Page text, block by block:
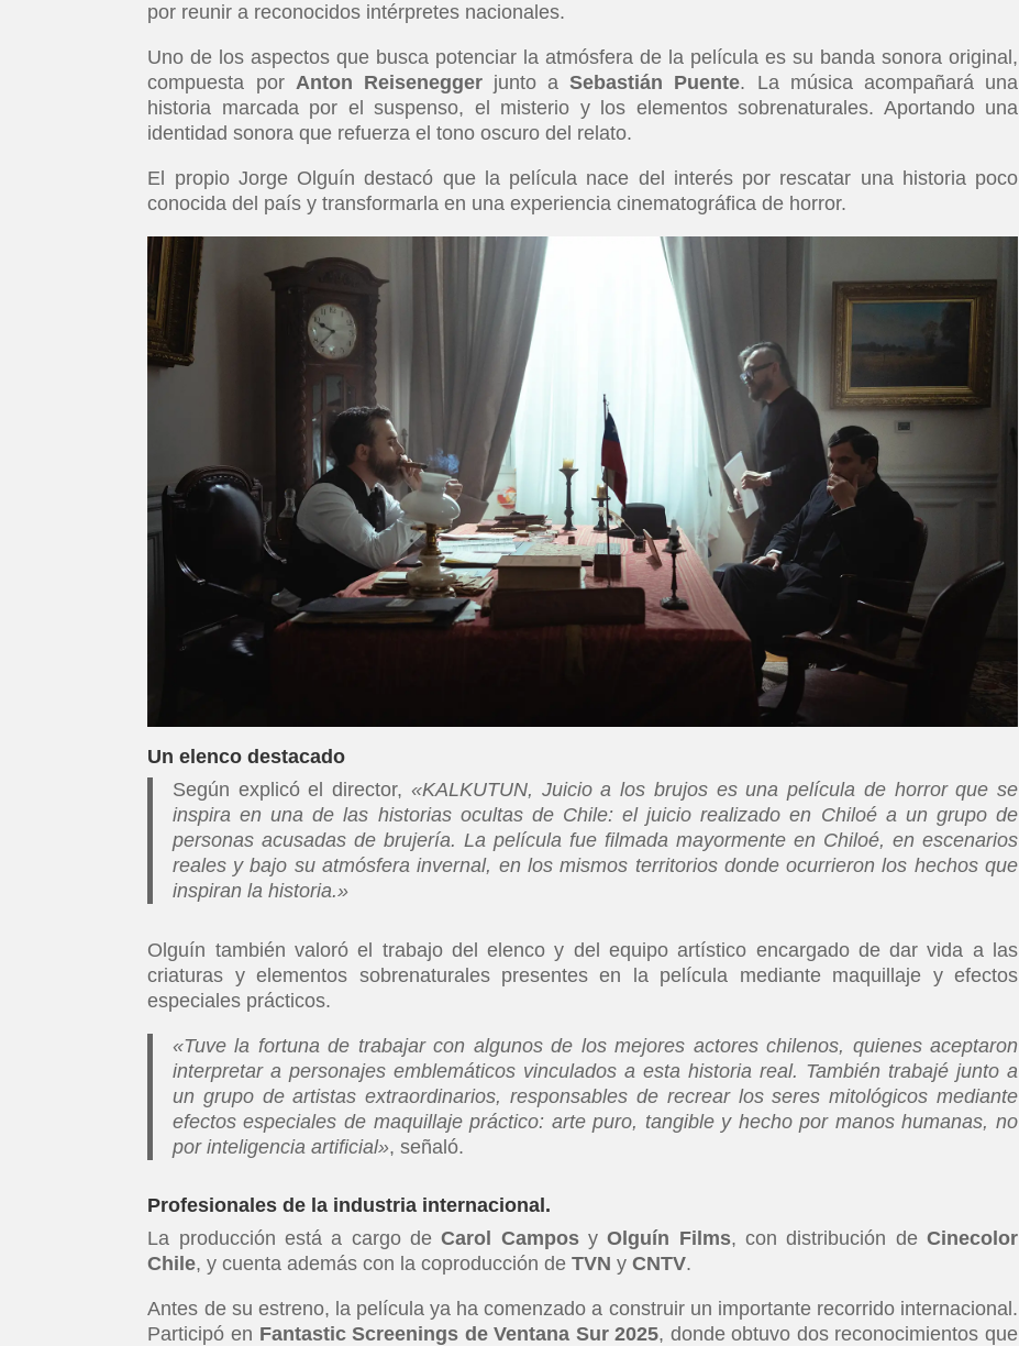
por reunir a reconocidos intérpretes nacionales.
Uno de los aspectos que busca potenciar la atmósfera de la película es su banda sonora original,
compuesta por Anton Reiseneggerjunto aSebastián Puente. La música acompañará una
historia marcada por el suspenso, el misterio y los elementos sobrenaturales. Aportando una
identidad sonora que refuerza el tono oscuro del relato.
El propio Jorge Olguín destacó que la película nace del interés por rescatar una historia poco
conocida del país y transformarla en una experiencia cinematográfica de horror.
Un elenco destacado
Según explicó el director, «KALKUTUN, Juicio a los brujos es una película de horror que se
inspira en una de las historias ocultas de Chile: el juicio realizado en Chiloé a un grupo de
personas acusadas de brujería. La película fue filmada mayormente en Chiloé, en escenarios
reales y bajo su atmósfera invernal, en los mismos territorios donde ocurrieron los hechos que
inspiran la historia.»
Olguín también valoró el trabajo del elenco y del equipo artístico encargado de dar vida a las
criaturas y elementos sobrenaturales presentes en la película mediante maquillaje y efectos
especiales prácticos.
«Tuve la fortuna de trabajar con algunos de los mejores actores chilenos, quienes aceptaron
interpretar a personajes emblemáticos vinculados a esta historia real. También trabajé junto a
un grupo de artistas extraordinarios, responsables de recrear los seres mitológicos mediante
efectos especiales de maquillaje práctico: arte puro, tangible y hecho por manos humanas, no
por inteligencia artificial», señaló.
Profesionales de la industria internacional.
La producción está a cargo deCarol CamposyOlguín Films, con distribución de Cinecolor
Chile, y cuenta además con la coproducción deTVN yCNTV.
Antes de su estreno, la película ya ha comenzado a construir un importante recorrido internacional.
Participó en Fantastic Screenings de Ventana Sur 2025, donde obtuvo dos reconocimientos que